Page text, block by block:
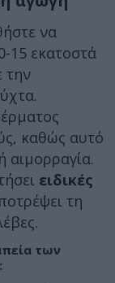
να
15 εκατοστά
την
καθώς αυτό
αιμορραγία.
ειδικές
τη
των